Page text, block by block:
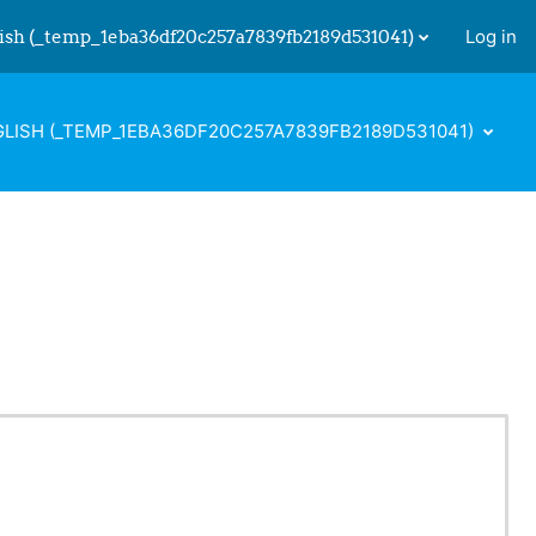
input
‎(_temp_1eba36df20c257a7839fb2189d531041)‎ Log in
‎(_TEMP_1EBA36DF20C257A7839FB2189D531041)‎